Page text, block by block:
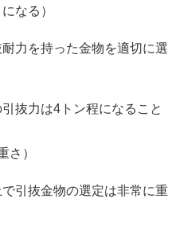
なる）
力を持った金物を適切に選
抜力は4トン程になること
さ）
引抜金物の選定は非常に重